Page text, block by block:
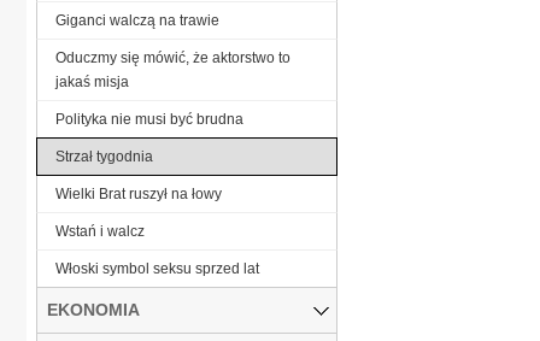
Giganci walczą na trawie
Oduczmy się mówić, że aktorstwo to
jakaś misja
Polityka nie musi być brudna
Strzał tygodnia
Wielki Brat ruszył na łowy
Wstań i walcz
Włoski symbol seksu sprzed lat
EKONOMIA